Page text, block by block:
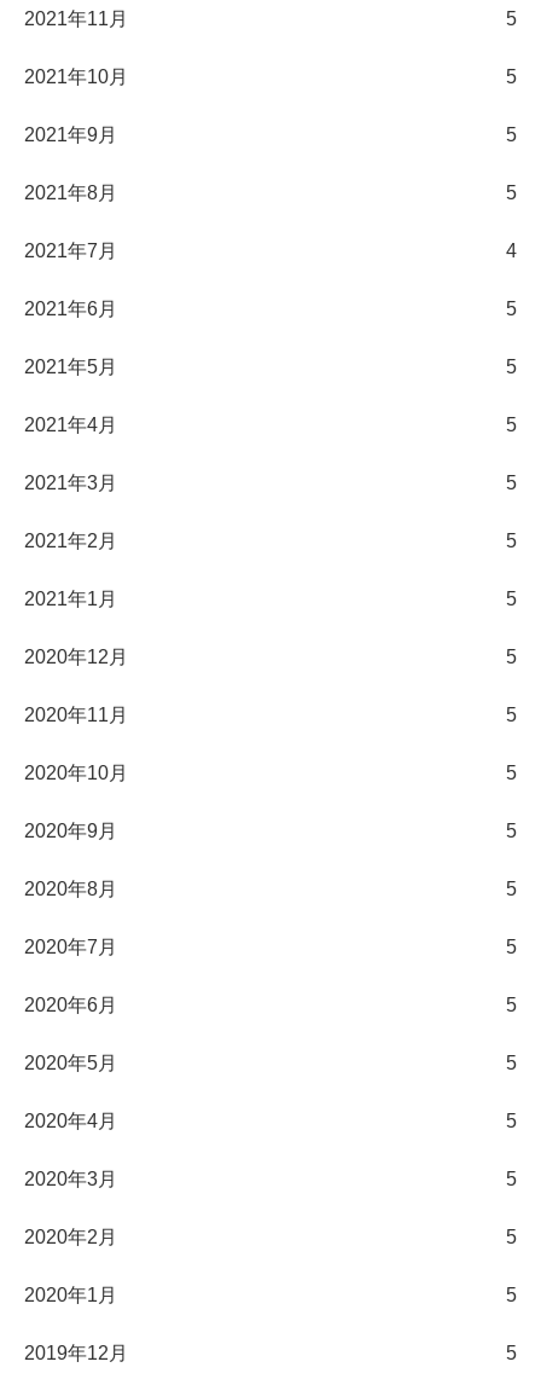
2021年11月 5
2021年10月 5
2021年9月 5
2021年8月 5
2021年7月 4
2021年6月 5
2021年5月 5
2021年4月 5
2021年3月 5
2021年2月 5
2021年1月 5
2020年12月 5
2020年11月 5
2020年10月 5
2020年9月 5
2020年8月 5
2020年7月 5
2020年6月 5
2020年5月 5
2020年4月 5
2020年3月 5
2020年2月 5
2020年1月 5
2019年12月 5